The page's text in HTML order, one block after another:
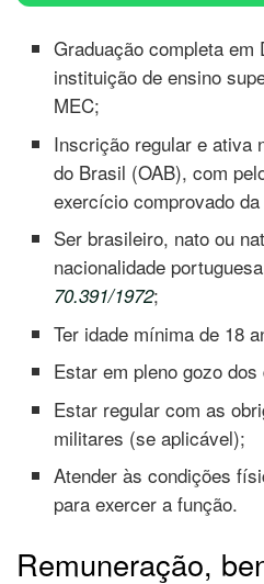
Graduação completa
instituição de ensino
MEC;
Inscrição regular e ativa
do Brasil (OAB), com
exercício comprovado
Ser brasileiro, nato ou
nacionalidade
70.391/1972;
Ter idade mínima de 18
Estar em pleno gozo
Estar regular com as
militares (se aplicável);
Atender às condições
para exercer a função.
Remuneração,